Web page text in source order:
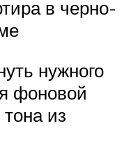
в черно-
нужного
фоновой
из